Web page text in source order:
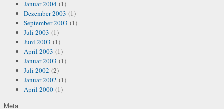
Januar 2004 (1)
Dezember 2003 (1)
September 2003 (1)
Juli 2003 (1)
Juni 2003 (1)
April 2003 (1)
Januar 2003 (1)
Juli 2002 (2)
Januar 2002 (1)
April 2000 (1)
Meta